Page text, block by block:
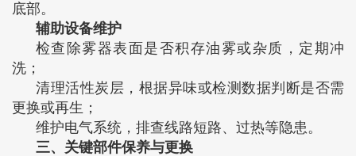
底部‌。
‌辅助设备维护‌
检查除雾器表面是否积存油雾或杂质，定期冲
洗‌；
清理活性炭层，根据异味或检测数据判断是否需
更换或再生‌；
维护电气系统，排查线路短路、过热等隐患‌。
三、关键部件保养与更换